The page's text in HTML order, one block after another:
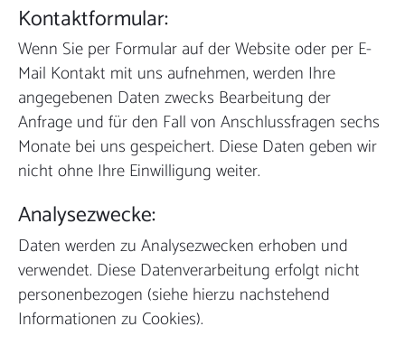
Kontaktformular:
Wenn Sie per Formular auf der Website oder per E-
Mail Kontakt mit uns aufnehmen, werden Ihre
angegebenen Daten zwecks Bearbeitung der
Anfrage und für den Fall von Anschlussfragen sechs
Monate bei uns gespeichert. Diese Daten geben wir
nicht ohne Ihre Einwilligung weiter.
Analysezwecke:
Daten werden zu Analysezwecken erhoben und
verwendet. Diese Datenverarbeitung erfolgt nicht
personenbezogen (siehe hierzu nachstehend
Informationen zu Cookies).